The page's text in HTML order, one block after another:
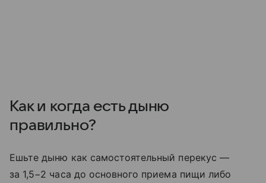
Как и когда есть дыню
правильно?
Ешьте дыню как самостоятельный перекус —
за 1,5−2 часа до основного приема пищи либо